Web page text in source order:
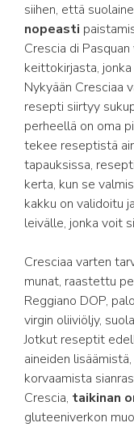
siihen, että
nopeasti
Crescia di
keittokirjasta,
Nykyään Cresciaa
resepti siirtyy
perheellä on oma
tekee reseptistä
tapauksissa,
kerta, kun se
kakku on validoitu
leivälle, jonka voit
Cresciaa varten
munat, raastettu
Reggiano DOP,
virgin oliiviöljy,
Jotkut reseptit
aineiden
korvaamista
Crescia, taikinan
gluteeniverkon